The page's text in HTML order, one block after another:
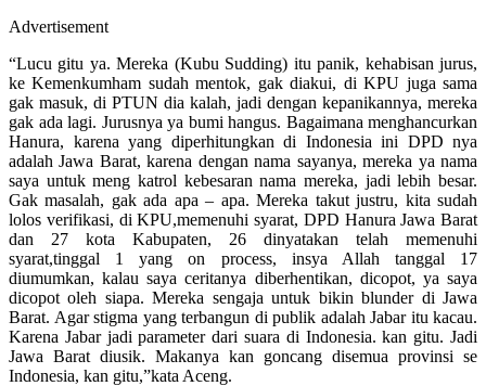
Advertisement
“Lucu gitu ya. Mereka (Kubu Sudding) itu panik, kehabisan jurus,
ke Kemenkumham sudah mentok, gak diakui, di KPU juga sama
gak masuk, di PTUN dia kalah, jadi dengan kepanikannya, mereka
gak ada lagi. Jurusnya ya bumi hangus. Bagaimana menghancurkan
Hanura, karena yang diperhitungkan di Indonesia ini DPD nya
adalah Jawa Barat, karena dengan nama sayanya, mereka ya nama
saya untuk meng katrol kebesaran nama mereka, jadi lebih besar.
Gak masalah, gak ada apa – apa. Mereka takut justru, kita sudah
lolos verifikasi, di KPU,memenuhi syarat, DPD Hanura Jawa Barat
dan 27 kota Kabupaten, 26 dinyatakan telah memenuhi
syarat,tinggal 1 yang on process, insya Allah tanggal 17
diumumkan, kalau saya ceritanya diberhentikan, dicopot, ya saya
dicopot oleh siapa. Mereka sengaja untuk bikin blunder di Jawa
Barat. Agar stigma yang terbangun di publik adalah Jabar itu kacau.
Karena Jabar jadi parameter dari suara di Indonesia. kan gitu. Jadi
Jawa Barat diusik. Makanya kan goncang disemua provinsi se
Indonesia, kan gitu,”kata Aceng.